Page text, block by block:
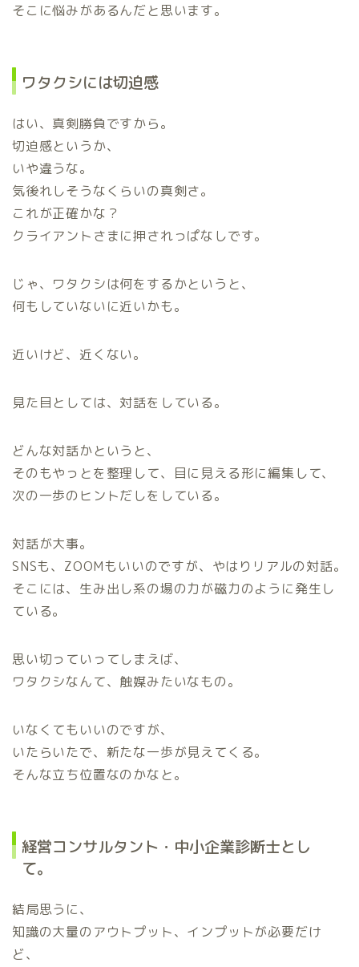
そこに悩みがあるんだと思います。
ワタクシには切迫感
はい、真剣勝負ですから。
切迫感というか、
いや違うな。
気後れしそうなくらいの真剣さ。
これが正確かな？
クライアントさまに押されっぱなしです。
じゃ、ワタクシは何をするかというと、
何もしていないに近いかも。
近いけど、近くない。
見た目としては、対話をしている。
どんな対話かというと、
そのもやっとを整理して、目に見える形に編集して、
次の一歩のヒントだしをしている。
対話が大事。
SNSも、ZOOMもいいのですが、やはりリアルの対話。
そこには、生み出し系の場の力が磁力のように発生し
ている。
思い切っていってしまえば、
ワタクシなんて、触媒みたいなもの。
いなくてもいいのですが、
いたらいたで、新たな一歩が見えてくる。
そんな立ち位置なのかなと。
経営コンサルタント・中小企業診断士とし
て。
結局思うに、
知識の大量のアウトプット、インプットが必要だけ
ど、